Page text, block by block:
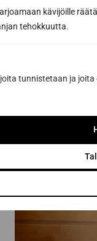
kävijöille
tehokkuutta.
tunnistetaan ja